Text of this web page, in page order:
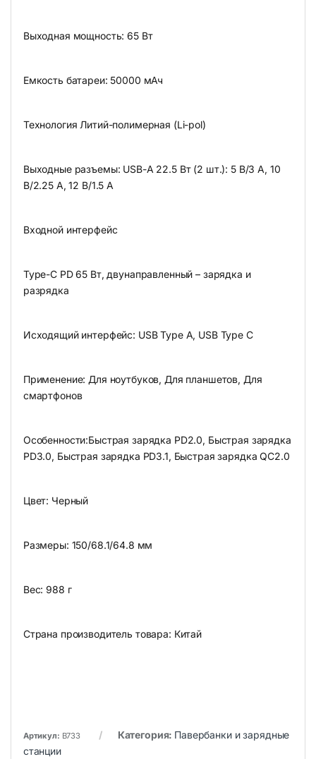
Выходная мощность: 65 Вт
Емкость батареи: 50000 мАч
Технология Литий-полимерная (Li-pol)
Выходные разъемы: USB-A 22.5 Вт (2 шт.): 5 В/3 А, 10
В/2.25 А, 12 В/1.5 А
Входной интерфейс
Type-C PD 65 Вт, двунаправленный – зарядка и
разрядка
Исходящий интерфейс: USB Type A, USB Type C
Применение: Для ноутбуков, Для планшетов, Для
смартфонов
Особенности:Быстрая зарядка PD2.0, Быстрая зарядка
PD3.0, Быстрая зарядка PD3.1, Быстрая зарядка QC2.0
Цвет: Черный
Размеры: 150/68.1/64.8 мм
Вес: 988 г
Страна производитель товара: Китай
Артикул: B733 Категория: Павербанки и зарядные
станции